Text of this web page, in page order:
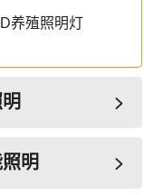
养殖照明灯
明